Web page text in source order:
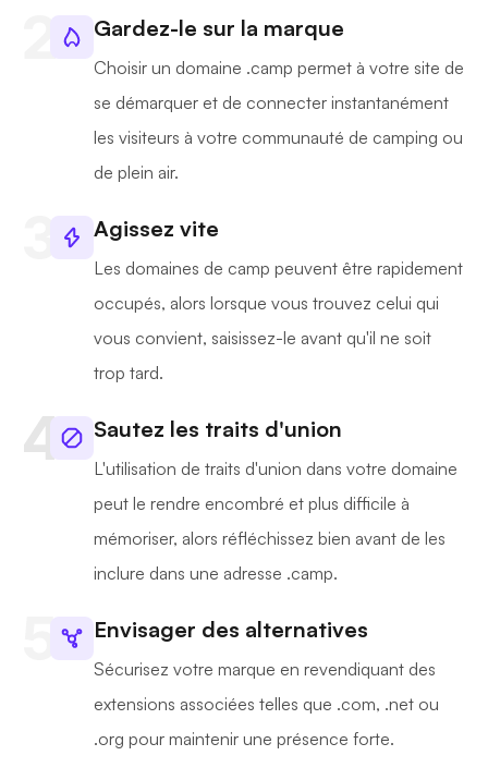
Gardez-le sur la marque
Choisir un domaine .camp permet à votre site de
se démarquer et de connecter instantanément
les visiteurs à votre communauté de camping ou
de plein air.
Agissez vite
Les domaines de camp peuvent être rapidement
occupés, alors lorsque vous trouvez celui qui
vous convient, saisissez-le avant qu'il ne soit
trop tard.
Sautez les traits d'union
L'utilisation de traits d'union dans votre domaine
peut le rendre encombré et plus difficile à
mémoriser, alors réfléchissez bien avant de les
inclure dans une adresse .camp.
Envisager des alternatives
Sécurisez votre marque en revendiquant des
extensions associées telles que .com, .net ou
.org pour maintenir une présence forte.